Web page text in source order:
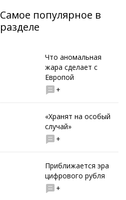
Самое популярное в
разделе
Что аномальная
жара сделает с
Европой
+
«Хранят на особый
случай»
+
Приближается эра
цифрового рубля
+